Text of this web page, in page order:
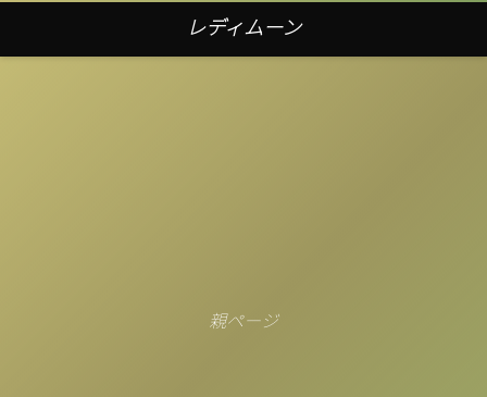
レディムーン
親ページ